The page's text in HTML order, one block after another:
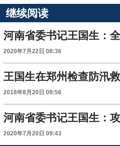
继续阅读
2020年7月22日 08:36
2018年8月20日 09:56
2020年7月20日 09:43